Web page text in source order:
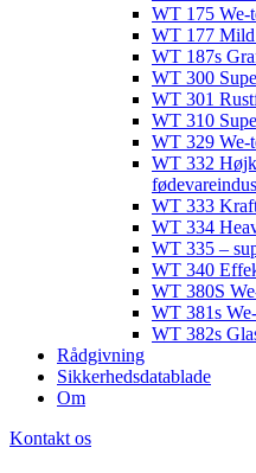
WT 175 We-
WT 177
WT 187s
WT 300
WT 301
WT 310
WT 329 We-
WT 332
WT 333
WT 334
WT 335 –
WT 340
WT 380S
WT 381s
WT 382s
Rådgivning
Sikkerhedsdatablade
Om
Kontakt os